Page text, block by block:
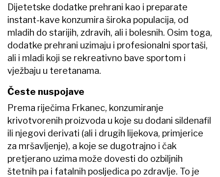
Dijetetske dodatke prehrani kao i preparate
instant-kave konzumira široka populacija, od
mladih do starijih, zdravih, ali i bolesnih. Osim toga,
dodatke prehrani uzimaju i profesionalni sportaši,
ali i mladi koji se rekreativno bave sportom i
vježbaju u teretanama.
Česte nuspojave
Prema riječima Frkanec, konzumiranje
krivotvorenih proizvoda u koje su dodani sildenafil
ili njegovi derivati (ali i drugih lijekova, primjerice
za mršavljenje), a koje se dugotrajno i čak
pretjerano uzima može dovesti do ozbiljnih
štetnih pa i fatalnih posljedica po zdravlje. To je